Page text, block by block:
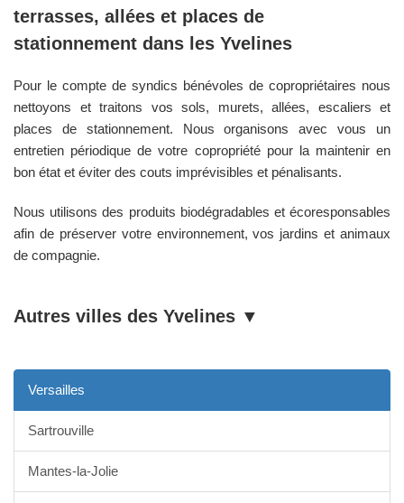
terrasses, allées et places de
stationnement dans les Yvelines
Pour le compte de syndics bénévoles de copropriétaires nous
nettoyons et traitons vos sols, murets, allées, escaliers et
places de stationnement. Nous organisons avec vous un
entretien périodique de votre copropriété pour la maintenir en
bon état et éviter des couts imprévisibles et pénalisants.
Nous utilisons des produits biodégradables et écoresponsables
afin de préserver votre environnement, vos jardins et animaux
de compagnie.
Autres villes des Yvelines ▼
Versailles
Sartrouville
Mantes-la-Jolie